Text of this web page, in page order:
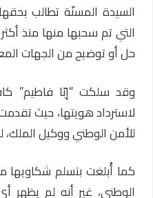
السيدة المسنّة تطالب
التي تم سحبها منها منذ
حل أو توضيح من الجهات
وقد سلكت “إبّا فاطيم”
لاسترداد هويتها، حيث
للأمن الوطني ووكيل
كما أُبلغت بتسلم شكاويها
الوطني، غير أنه لم يظهر